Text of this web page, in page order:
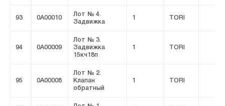
93 0A00010
Лот № 4.
Задвижка
1 TORI
94 0A00009
Лот № 3.
Задвижка
15кч18п
1 TORI
95 0A00008
Лот № 2.
Клапан
обратный
1 TORI